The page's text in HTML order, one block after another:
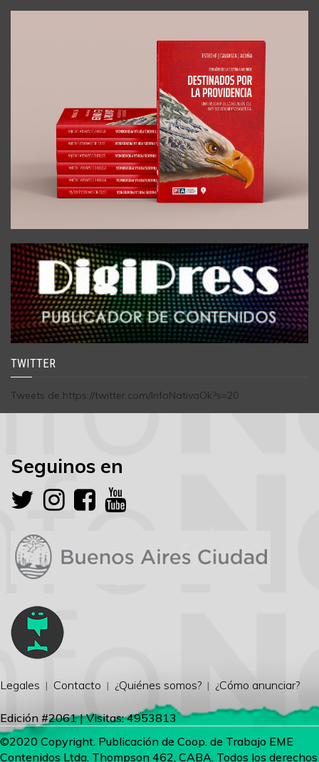
TWITTER
Tweets de https://twitter.com/InfoNativaOk?s=20
Seguinos en
Legales Contacto ¿Quiénes somos? ¿Cómo anunciar?
Edición #2061 | Visitas: 4953813
©2020 Copyright. Publicación de Coop. de Trabajo EME
Contenidos Ltda. Thompson 462, CABA. Todos los derechos